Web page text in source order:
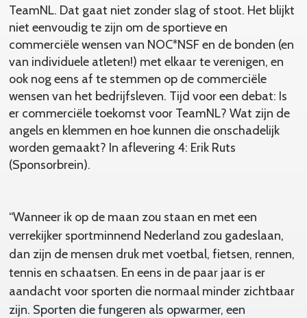
TeamNL. Dat gaat niet zonder slag of stoot. Het blijkt
niet eenvoudig te zijn om de sportieve en
commerciële wensen van NOC*NSF en de bonden (en
van individuele atleten!) met elkaar te verenigen, en
ook nog eens af te stemmen op de commerciële
wensen van het bedrijfsleven. Tijd voor een debat: Is
er commerciële toekomst voor TeamNL? Wat zijn de
angels en klemmen en hoe kunnen die onschadelijk
worden gemaakt? In aflevering 4: Erik Ruts
(Sponsorbrein).
“Wanneer ik op de maan zou staan en met een
verrekijker sportminnend Nederland zou gadeslaan,
dan zijn de mensen druk met voetbal, fietsen, rennen,
tennis en schaatsen. En eens in de paar jaar is er
aandacht voor sporten die normaal minder zichtbaar
zijn. Sporten die fungeren als opwarmer, een